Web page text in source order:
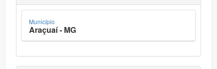
Município
Araçuaí - MG